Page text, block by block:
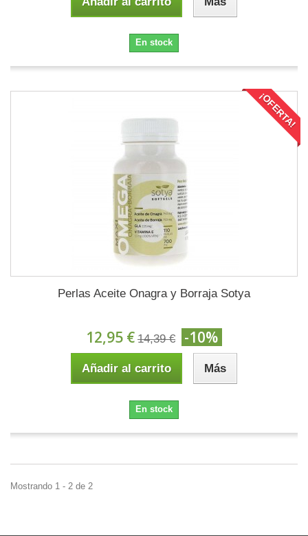
En stock
¡OFERTA!
Perlas Aceite Onagra y Borraja Sotya
12,95 € 14,39 € -10%
Añadir al carrito Más
En stock
Mostrando 1 - 2 de 2